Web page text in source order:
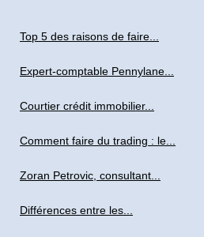
Top 5 des raisons de faire...
Expert-comptable Pennylane...
Courtier crédit immobilier...
Comment faire du trading : le...
Zoran Petrovic, consultant...
Différences entre les...